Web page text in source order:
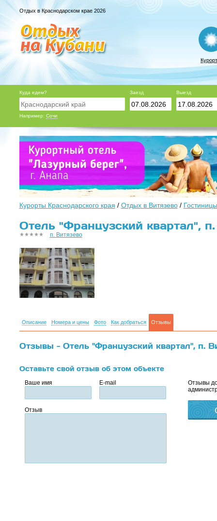
Отдых в Краснодарском крае 2026
Куда едем?
Например: Сочи
Заезд Выезд
Курорты Краснодарского края / Отдых в Витязево/
Отель "Французский квартал",
п. Витязево
Описание Номера и цены Фото Как добраться Отзывы
Отзывы - Отель "Французский квартал", п.
Оставьте свой отзыв об этом объекте
Ваше имя E-mail
Отзыв
Отзывы